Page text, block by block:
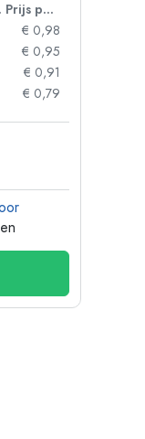
Prijs per eenheid
€ 0,98
€ 0,95
€ 0,91
€ 0,79